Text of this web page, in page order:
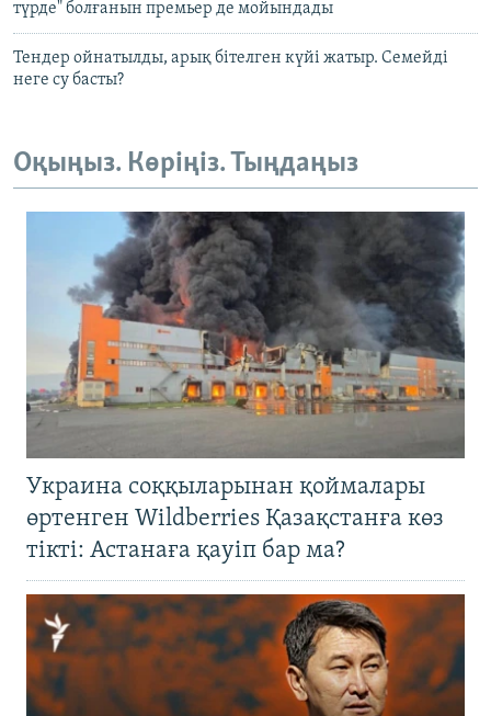
түрде" болғанын премьер де мойындады
Тендер ойнатылды, арық бітелген күйі жатыр. Семейді
неге су басты?
Оқыңыз. Көріңіз. Тыңдаңыз
Украина соққыларынан қоймалары
өртенген Wildberries Қазақстанға көз
тікті: Астанаға қауіп бар ма?